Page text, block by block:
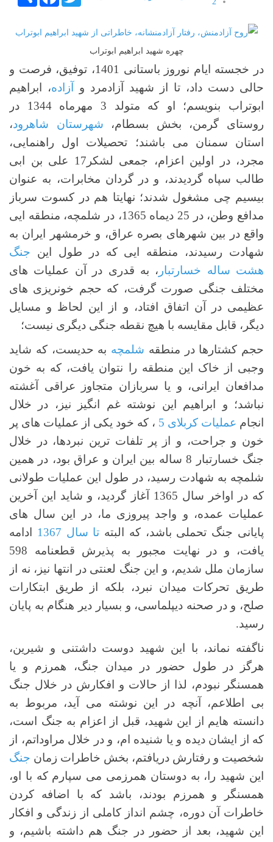
4
چهره شهید ابراهیم ابوتراب
در خجسته ایام نوروز باستانی 1401، توفیق، فرصت و
حالی دست داد، تا از شهید آزادمرد و
آزاده، ابراهیم
ابوتراب بنویسم؛ او که متولد 3 مهرماه 1344 در
روستای گرمن، بخش بسطام، شهرستان شاهرود،
استان سمنان می باشند؛ تحصیلات اول راهنمایی،
مجرد، در اولین اعزام، جمعی لشکر17 علی بن ابی
طالب سپاه گردیدند، و در گردان مخابرات، به عنوان
بیسیم چی مشغول شدند؛ نهایتا هم در کسوت سرباز
مدافع وطن، در 25 دیماه 1365، در شلمچه، منطقه ایی
واقع در بین شهرهای بصره عراق، و خرمشهر ایران به
شهادت رسیدند، منطقه ایی که در طول این جنگ
هشت ساله خسارتبار ، به قدری در آن عملیات های
مختلف جنگی صورت گرفت، که حجم خونریزی های
عظیمی در آن اتفاق افتاد، و از این لحاظ و مسایل
دیگر، قابل مقایسه با هیچ نقطه جنگی دیگری نیست؛
حجم کشتارها در منطقه شلمچه به حدیست، که شاید
وجبی از خاک این منطقه را نتوان یافت، که به خون
مدافعان ایرانی، و یا سربازان متجاوز عراقی آغشته
نباشد؛ و ابراهیم این نوشته غم انگیز نیز، در خلال
انجام عملیات کربلای 5
، که خود یکی از عملیات های پر
خون و جراحت، و از پر تلفات ترین نبردها، در خلال
جنگ خسارتبار 8 ساله بین ایران و عراق بود، در همین
شلمچه به شهادت رسید، در طول این عملیات طولانی
که در اواخر سال 1365 آغاز گردید، و شاید این آخرین
عملیات عمده، و واجد پیروزی ما، در این سال های
پایانی جنگ تحملی باشد، که البته تا سال 1367 ادامه
یافت، و در نهایت مجبور به پذیرش قطعنامه 598
سازمان ملل شدیم، و این جنگ لعنتی در انتها نیز، نه از
طریق تحرکات میدان نبرد، بلکه از طریق ابتکارات
صلح، و در صحنه دیپلماسی، و بسیار دیر هنگام به پایان
رسید.
ناگفته نماند، با این شهید دوست داشتنی و شیرین،
هرگز در طول حضور در میدان جنگ، همرزم و یا
همسنگر نبودم، لذا از حالات و افکارش در خلال جنگ
بی اطلاعم، آنچه در این نوشته می آید، مربوط به
دانسته هایم از این شهید، قبل از اعزام به جنگ است،
که از ایشان دیده و یا شنیده ام، و در خلال مراوداتم، از
شخصیت و رفتارش دریافتم، بخش خاطرات زمان جنگ
این شهید را، به دوستان همرزمی می سپارم که با او،
همسنگر و همرزم بودند، باشد که با اضافه کردن
خاطرات آن دوره، چشم انداز کاملی از زندگی و افکار
این شهید، بعد از حضور در جنگ هم داشته باشیم، و